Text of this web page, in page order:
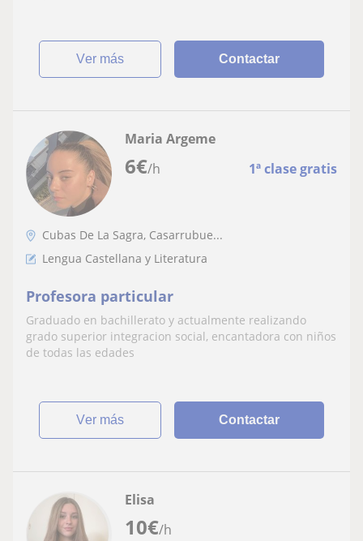
ver más Contactar
6€/h 1ª clase gratis
Maria Argeme
Cubas De La Sagra, Casarrubue...
Lengua Castellana y Literatura
Profesora particular
Graduado en bachillerato y actualmente realizando
grado superior integracion social, encantadora con niños
de todas las edades
ver más Contactar
10€/h
Elisa